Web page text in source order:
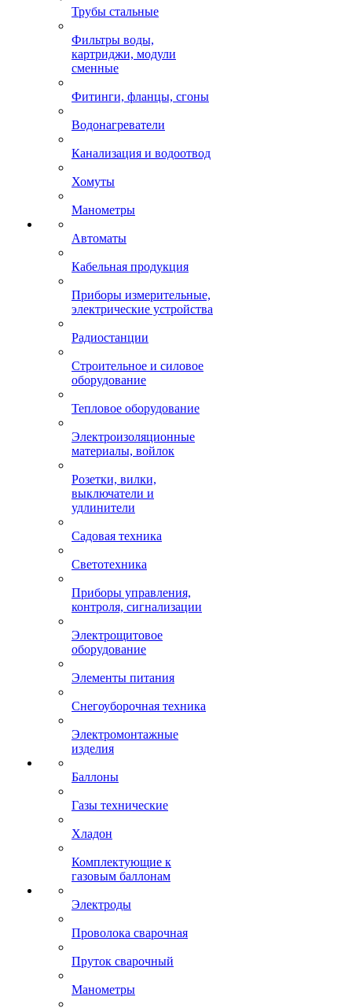
Трубы стальные
Фильтры воды,
картриджи, модули
сменные
Фитинги, фланцы, сгоны
Водонагреватели
Канализация и водоотвод
Хомуты
Манометры
Автоматы
Кабельная продукция
Приборы измерительные,
электрические устройства
Радиостанции
Строительное и силовое
оборудование
Тепловое оборудование
Электроизоляционные
материалы, войлок
Розетки, вилки,
выключатели и
удлинители
Садовая техника
Светотехника
Приборы управления,
контроля, сигнализации
Электрощитовое
оборудование
Элементы питания
Снегоуборочная техника
Электромонтажные
изделия
Баллоны
Газы технические
Хладон
Комплектующие к
газовым баллонам
Электроды
Проволока сварочная
Пруток сварочный
Манометры